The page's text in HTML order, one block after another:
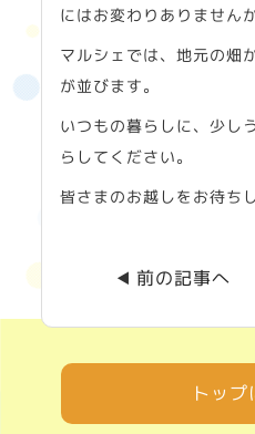
にはお変わりありませんか
マルシェでは、地元の畑
が並びます。
いつもの暮らしに、少し
らしてください。
皆さまのお越しをお待ち
◀︎ 前の記事へ
トップ